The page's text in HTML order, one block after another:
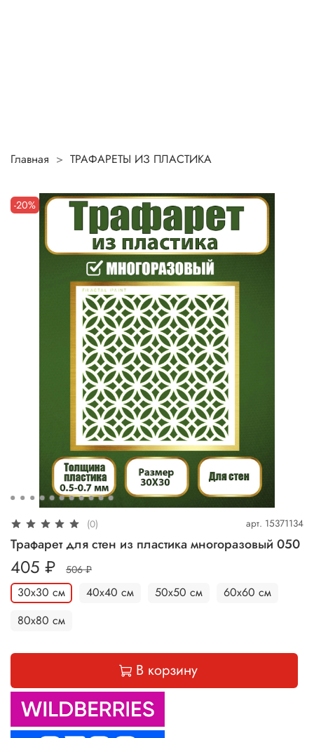
Главная ТРАФАРЕТЫ ИЗ ПЛАСТИКА
-20%
(0) арт. 15371134
Трафарет для стен из пластика многоразовый 050
405 ₽ 506 ₽
30х30 см 40х40 см 50х50 см
60х60 см
80х80 см
В корзину